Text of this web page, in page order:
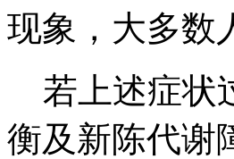
现象，大多数
若上述症状
衡及新陈代谢